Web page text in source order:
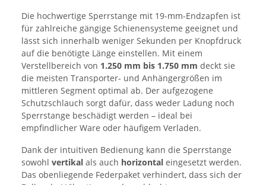
Die hochwertige Sperrstange mit 19-mm-Endzapfen ist
für zahlreiche gängige Schienensysteme geeignet und
lässt sich innerhalb weniger Sekunden per Knopfdruck
auf die benötigte Länge einstellen. Mit einem
Verstellbereich von 1.250 mm bis 1.750 mm deckt sie
die meisten Transporter- und Anhängergrößen im
mittleren Segment optimal ab. Der aufgezogene
Schutzschlauch sorgt dafür, dass weder Ladung noch
Sperrstange beschädigt werden – ideal bei
empfindlicher Ware oder häufigem Verladen.
Dank der intuitiven Bedienung kann die Sperrstange
sowohl vertikal als auch horizontal eingesetzt werden.
Das obenliegende Federpaket verhindert, dass sich der